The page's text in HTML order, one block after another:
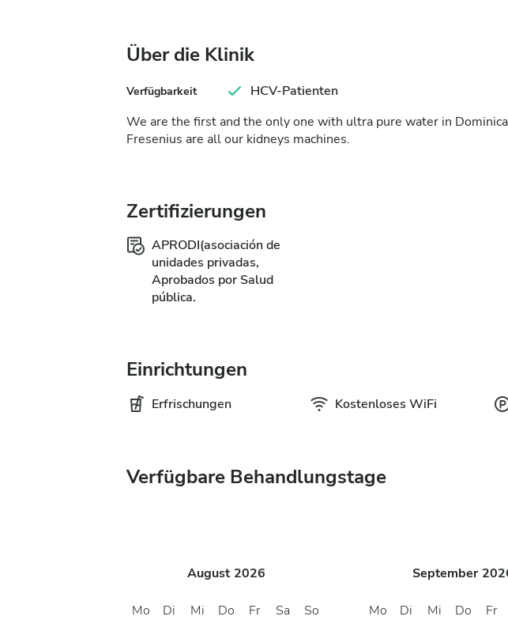
Über die Klinik
Verfügbarkeit
HCV-Patienten
We are the first and the only one with ultra pure water in
Fresenius are all our kidneys machines.
Zertifizierungen
APRODI(asociación de
unidades privadas,
Aprobados por Salud
pública.
Einrichtungen
Erfrischungen Kostenloses WiFi
Verfügbare Behandlungstage
August 2026
Mo Di Mi Do Fr Sa So
September
Mo Di Mi Do Fr